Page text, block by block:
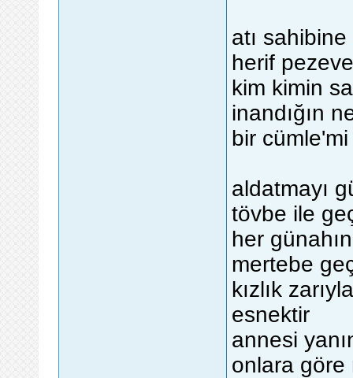
atı
herif
kim kimin
inandığın
bir
aldatmayı
tövbe ile
her
mertebe
kızlık
esnektir
annesi
onlara göre